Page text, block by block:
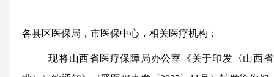
各县区医保局，市医保中心，相关医疗机构：
现将山西省医疗保障局办公室《关于印发〈山西